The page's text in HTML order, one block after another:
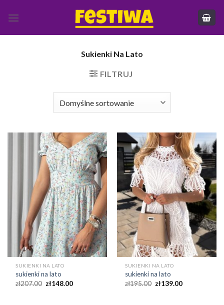
Sukienki Na Lato
FILTRUJ
SUKIENKI NA LATO
sukienki na lato
zł207.00 zł148.00
SUKIENKI NA LATO
sukienki na lato
zł195.00 zł139.00